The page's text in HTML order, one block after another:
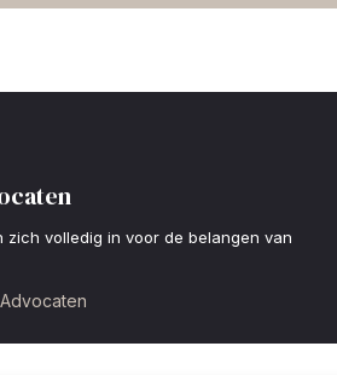
zich volledig in voor de belangen van